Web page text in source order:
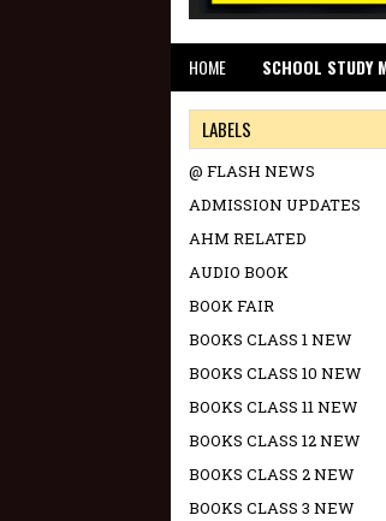
HOME SCHOOL STUDY
LABELS
@ FLASH NEWS
ADMISSION UPDATES
AHM RELATED
AUDIO BOOK
BOOK FAIR
BOOKS CLASS 1 NEW
BOOKS CLASS 10 NEW
BOOKS CLASS 11 NEW
BOOKS CLASS 12 NEW
BOOKS CLASS 2 NEW
BOOKS CLASS 3 NEW